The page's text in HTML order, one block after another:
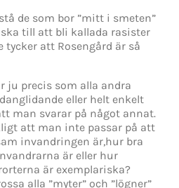
de som bor ”mitt i smeten”
till att bli kallada rasister
tycker att Rosengård är så
ju precis som alla andra
eller helt enkelt
man svarar på något annat.
att man inte passar på att
invandringen är,hur bra
är eller hur
är exemplariska?
alla ”myter” och ”lögner”